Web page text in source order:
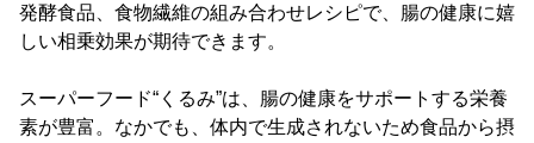
発酵食品、食物繊維の組み合わせレシピで、腸の健康に嬉
しい相乗効果が期待できます。
スーパーフード“くるみ”は、腸の健康をサポートする栄養
素が豊富。なかでも、体内で生成されないため食品から摂